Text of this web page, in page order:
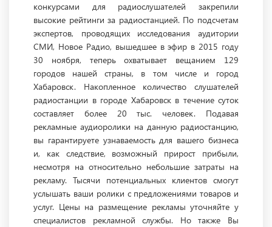
конкурсами для радиослушателей закрепили
высокие рейтинги за радиостанцией. По подсчетам
экспертов, проводящих исследования аудитории
СМИ, Новое Радио, вышедшее в эфир в 2015 году
30 ноября, теперь охватывает вещанием 129
городов нашей страны, в том числе и город
Хабаровск. Накопленное количество слушателей
радиостанции в городе Хабаровск в течение суток
составляет более 20 тыс. человек. Подавая
рекламные аудиоролики на данную радиостанцию,
вы гарантируете узнаваемость для вашего бизнеса
и, как следствие, возможный прирост прибыли,
несмотря на относительно небольшие затраты на
рекламу. Тысячи потенциальных клиентов смогут
услышать ваши ролики с предложениями товаров и
услуг. Цены на размещение рекламы уточняйте у
специалистов рекламной службы. Но также Вы